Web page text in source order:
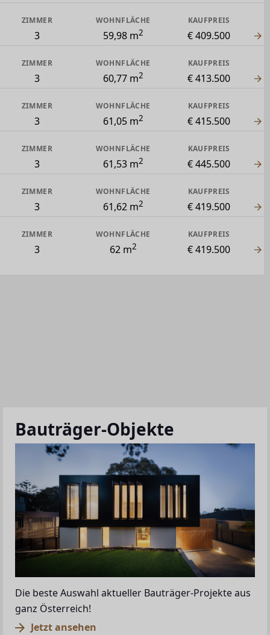
ZIMMER
3
WOHNFLÄCHE
59,98 m2
KAUFPREIS
€ 409.500
ZIMMER
3
WOHNFLÄCHE
60,77 m2
KAUFPREIS
€ 413.500
ZIMMER
3
WOHNFLÄCHE
61,05 m2
KAUFPREIS
€ 415.500
ZIMMER
3
WOHNFLÄCHE
61,53 m2
KAUFPREIS
€ 445.500
ZIMMER
3
WOHNFLÄCHE
61,62 m2
KAUFPREIS
€ 419.500
ZIMMER
3
WOHNFLÄCHE
62 m2
KAUFPREIS
€ 419.500
Bauträger-Objekte
Die beste Auswahl aktueller Bauträger-Projekte aus
ganz Österreich!
Jetzt ansehen